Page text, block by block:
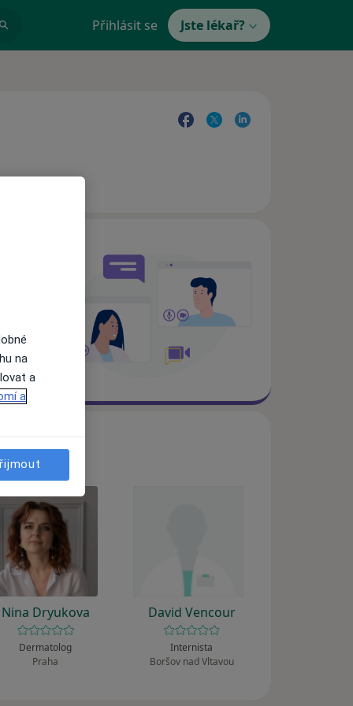
Přihlásit se Jste lékař?
Nina Dryukova
Dermatolog
Praha
David Vencour
Internista
Boršov nad Vltavou
na
a
a